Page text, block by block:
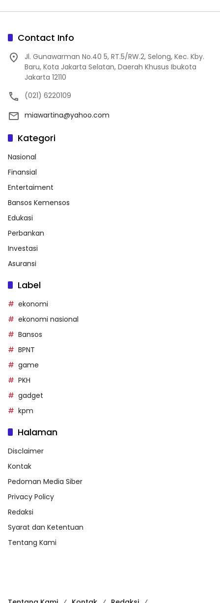
Contact Info
Jl. Gunawarman No.40 5, RT.5/RW.2, Selong, Kec. Kby.
Baru, Kota Jakarta Selatan, Daerah Khusus Ibukota
Jakarta 12110
(021) 6220109
miawartina@yahoo.com
Kategori
Nasional
Finansial
Entertaiment
Bansos Kemensos
Edukasi
Perbankan
Investasi
Asuransi
Label
ekonomi
ekonomi nasional
Bansos
BPNT
game
PKH
gadget
kpm
Halaman
Disclaimer
Kontak
Pedoman Media Siber
Privacy Policy
Redaksi
Syarat dan Ketentuan
Tentang Kami